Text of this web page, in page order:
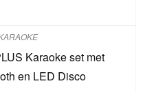
Karaoke set met
en LED Disco